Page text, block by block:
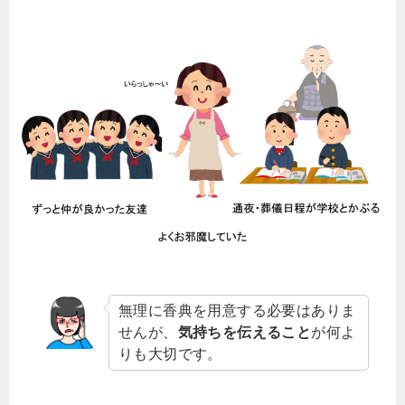
無理に香典を用意する必要はありま
せんが、 気持ちを伝えることが何よ
りも大切です。